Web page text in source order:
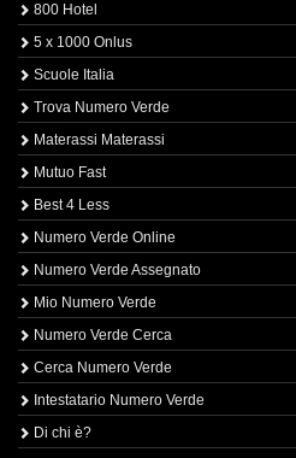
800 Hotel
5 x 1000 Onlus
Scuole Italia
Trova Numero Verde
Materassi Materassi
Mutuo Fast
Best 4 Less
Numero Verde Online
Numero Verde Assegnato
Mio Numero Verde
Numero Verde Cerca
Cerca Numero Verde
Intestatario Numero Verde
Di chi è?